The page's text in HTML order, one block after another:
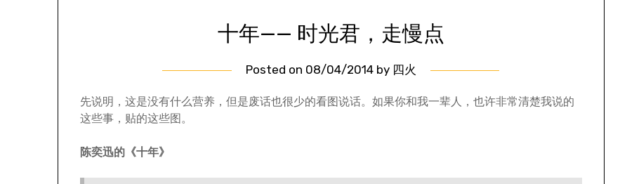
十年—— 时光君，走慢点
Posted on 08/04/2014by 四火
先说明，这是没有什么营养，但是废话也很少的看图说话。如果你和我一辈人，也许非常清楚我说的
这些事，贴的这些图。
陈奕迅的《十年》